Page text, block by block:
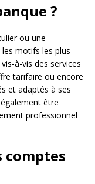
?
ou une
les motifs les plus
à-vis des services
tarifaire ou encore
et adaptés à ses
être
professionnel
comptes